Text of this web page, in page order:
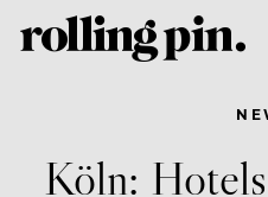
Köln: